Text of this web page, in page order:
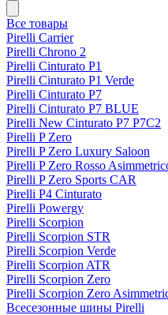
Все товары
Pirelli Carrier
Pirelli Chrono 2
Pirelli Cinturato P1
Pirelli Cinturato P1 Verde
Pirelli Cinturato P7
Pirelli Cinturato P7 BLUE
Pirelli New Cinturato P7 P7C2
Pirelli P Zero
Pirelli P Zero Luxury Saloon
Pirelli P Zero Rosso
Pirelli P Zero Sports CAR
Pirelli P4 Cinturato
Pirelli Powergy
Pirelli Scorpion
Pirelli Scorpion STR
Pirelli Scorpion Verde
Pirelli Scorpion ATR
Pirelli Scorpion Zero
Pirelli Scorpion Zero
Всесезонные шины Pirelli